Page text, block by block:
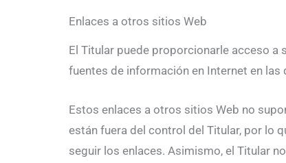
Enlaces a otros sitios Web
El Titular puede proporcionarle acceso
fuentes de información en Internet en
Estos enlaces a otros sitios Web no
están fuera del control del Titular, por lo
seguir los enlaces. Asimismo, el Titular